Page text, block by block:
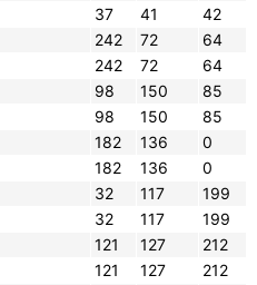
37 41
42
242 72
64
242 72
64
98 150
85
98 150
85
182 136
0
182 136
0
32 117
199
32 117
199
121 127
212
121 127
212